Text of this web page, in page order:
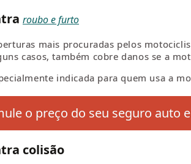
roubo e furto
mais procuradas pelos
casos, também cobre danos se a
indicada para quem usa a
o preço do seu seguro auto
colisão